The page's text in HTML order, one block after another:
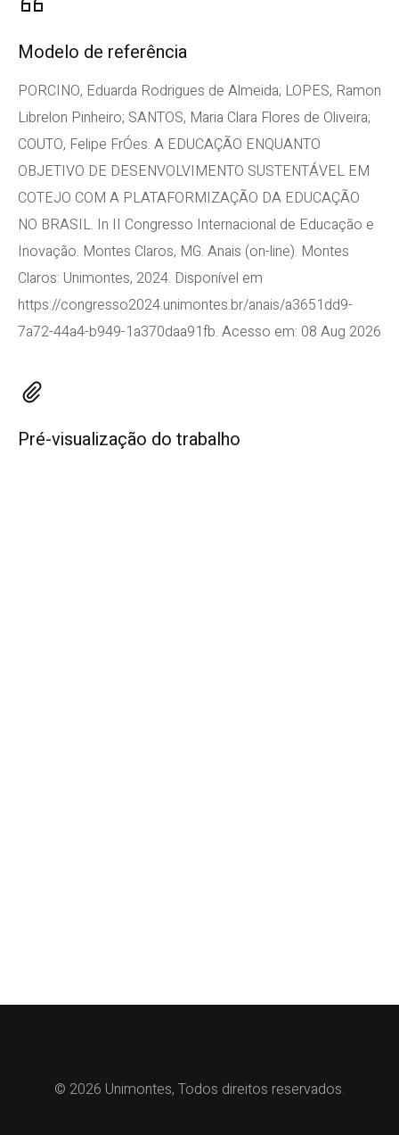
Modelo de referência
PORCINO, Eduarda Rodrigues de Almeida; LOPES, Ramon
Librelon Pinheiro; SANTOS, Maria Clara Flores de Oliveira;
COUTO, Felipe FrÓes. A EDUCAÇÃO ENQUANTO
OBJETIVO DE DESENVOLVIMENTO SUSTENTÁVEL EM
COTEJO COM A PLATAFORMIZAÇÃO DA EDUCAÇÃO
NO BRASIL. In II Congresso Internacional de Educação e
Inovação. Montes Claros, MG. Anais (on-line). Montes
Claros: Unimontes, 2024. Disponível em
https://congresso2024.unimontes.br/anais/a3651dd9-
7a72-44a4-b949-1a370daa91fb. Acesso em: 08 Aug 2026
Pré-visualização do trabalho
© 2026 Unimontes, Todos direitos reservados.